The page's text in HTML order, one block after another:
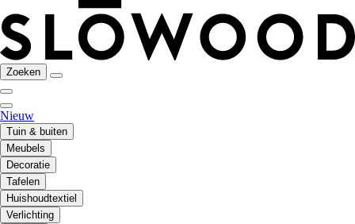
Zoeken
Nieuw
Tuin & buiten
Meubels
Decoratie
Tafelen
Huishoudtextiel
Verlichting